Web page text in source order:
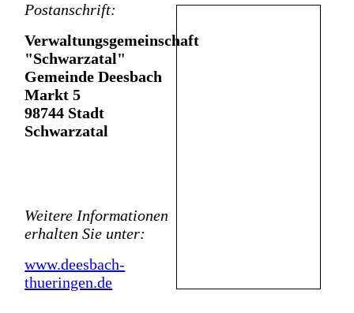
Postanschrift:
Verwaltungsgemeinschaft
"Schwarzatal"
Gemeinde Deesbach
Markt 5
98744 Stadt
Schwarzatal
Weitere Informationen
erhalten Sie unter:
www.deesbach-
thueringen.de